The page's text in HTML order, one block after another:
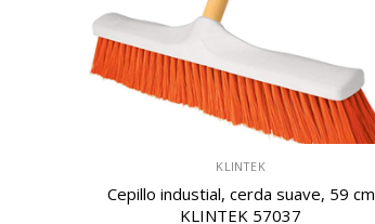
KLINTEK
Cepillo industial, cerda suave, 59 cm
KLINTEK 57037